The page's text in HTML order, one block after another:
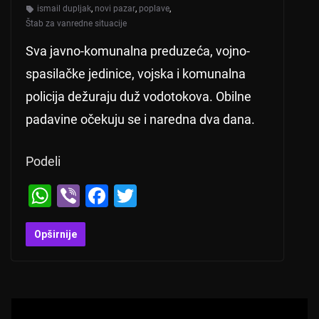
ismail dupljak, novi pazar, poplave,
Štab za vanredne situacije
Sva javno-komunalna preduzeća, vojno-
spasilačke jedinice, vojska i komunalna
policija dežuraju duž vodotokova. Obilne
padavine očekuju se i naredna dva dana.
Podeli
W
h
at
Vi
b
er
F
Opširnije